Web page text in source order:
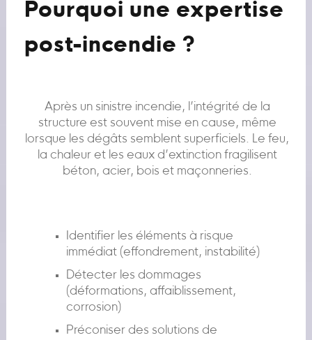
Pourquoi une expertise
post-incendie ?
Après un sinistre incendie, l’intégrité de la
structure est souvent mise en cause, même
lorsque les dégâts semblent superficiels. Le feu,
la chaleur et les eaux d’extinction fragilisent
béton, acier, bois et maçonneries.
Identifier les éléments à risque
immédiat (effondrement, instabilité)
Détecter les dommages
(déformations, affaiblissement,
corrosion)
Préconiser des solutions de